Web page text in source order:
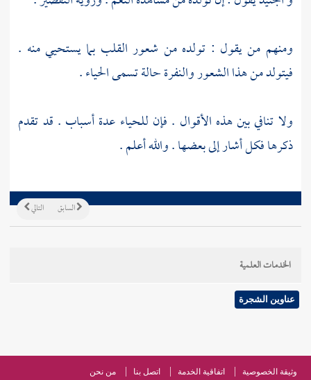
ومنهم من يقول : تولده من شعور القلب بما يستحيي منه .
فيتولد من هذا الشعور والنفرة حالة تسمى الحياء .
ولا تنافي بين هذه الأقوال . فإن للحياء عدة أسباب . قد تقدم
ذكرها فكل أشار إلى بعضها . والله أعلم .
التالي السابق
الخدمات العلمية
عناوين الشجرة
وثيقة الخصوصية اتفاقية الخدمة اتصل بنا من نحن